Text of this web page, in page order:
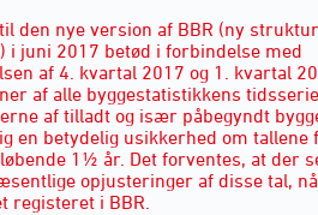
den nye version af BBR (ny
i juni 2017 betød i forbindelse med
af 4. kvartal 2017 og 1. kvartal
af alle byggestatistikkens
af tilladt og især påbegyndt
en betydelig usikkerhed om tallene
1½ år. Det forventes, at der
opjusteringer af disse tal,
registeret i BBR.